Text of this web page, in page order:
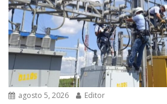
agosto 5, 2026 Editor